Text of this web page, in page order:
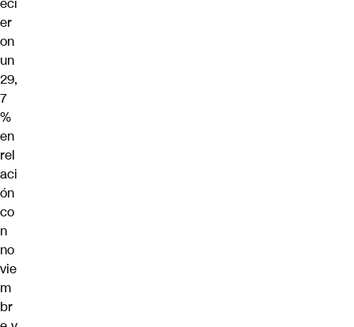
er
on
un
29,
7
%
en
rel
aci
ón
co
n
no
vie
m
br